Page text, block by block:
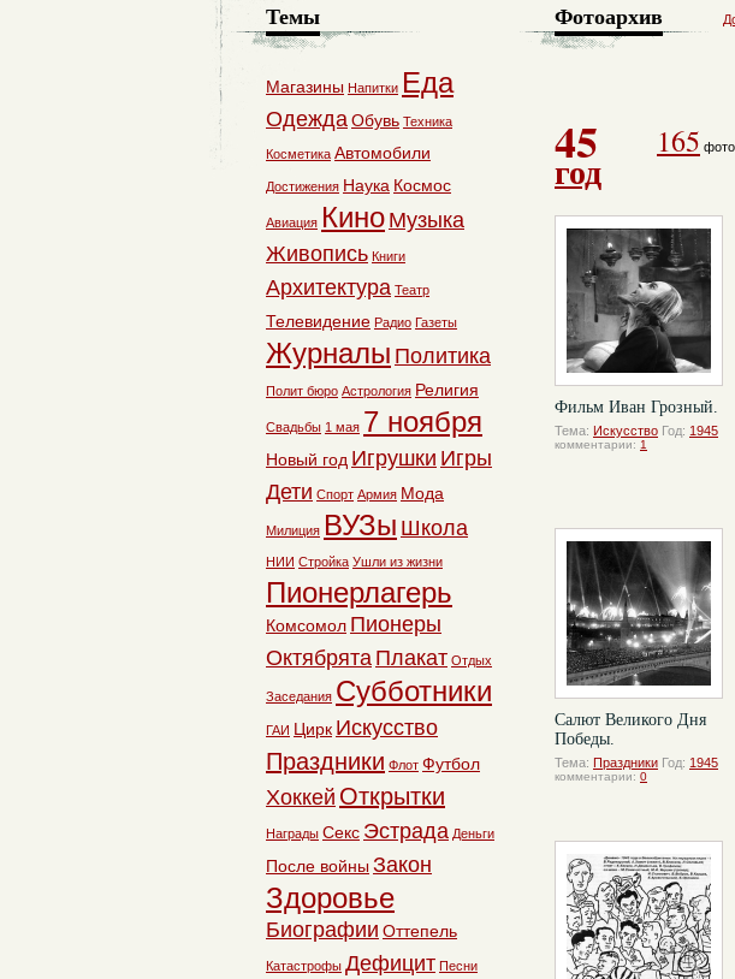
Фотоархив
45
год
165
Фильм Иван Грозный.
Тема: Искусство Год: 1945
комментарии: 1
Салют Великого Дня
Победы.
Тема: Праздники Год: 1945
комментарии: 0
Темы
Магазины Напитки Еда
ОдеждаОбувь Техника
Косметика Автомобили
Достижения Наука Космос
Авиация Кино Музыка
Живопись Книги
Архитектура Театр
Телевидение Радио Газеты
Журналы Политика
Полит бюро Астрология Религия
Свадьбы 1 мая 7 ноября
Новый год Игрушки Игры
Дети Спорт Армия Мода
Милиция ВУЗы Школа
НИИ Стройка Ушли из жизни
Пионерлагерь
Комсомол Пионеры
Октябрята Плакат Отдых
Заседания Субботники
ГАИ Цирк Искусство
Праздники Флот Футбол
Хоккей Открытки
Награды Секс Эстрада Деньги
После войны Закон
Здоровье
Биографии Оттепель
Катастрофы Дефицит Песни